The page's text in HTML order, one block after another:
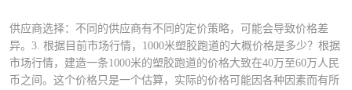
供应商选择：不同的供应商有不同的定价策略，可能会导致价格差
异。3. 根据目前市场行情，1000米塑胶跑道的大概价格是多少？根据
市场行情，建造一条1000米的塑胶跑道的价格大致在40万至60万人民
币之间。这个价格只是一个估算，实际的价格可能因各种因素而有所